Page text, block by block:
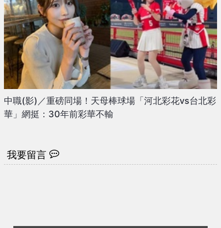
中職(影)／重磅同場！天母棒球場「河北彩花vs台北彩
華」網挺：30年前彩華不輸
我要留言